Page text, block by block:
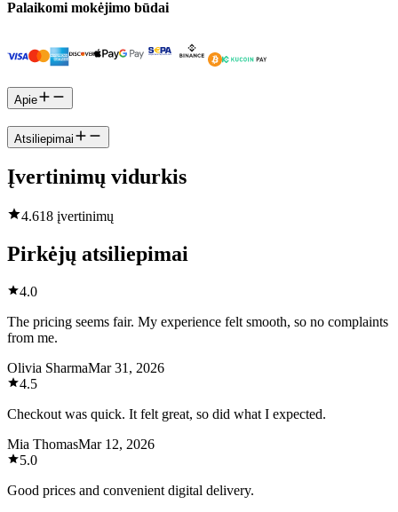
Palaikomi mokėjimo būdai
Apie
Atsiliepimai
Įvertinimų vidurkis
4.618 įvertinimų
Pirkėjų atsiliepimai
4.0
The pricing seems fair. My experience felt smooth, so no complaints
from me.
Olivia SharmaMar 31, 2026
4.5
Checkout was quick. It felt great, so did what I expected.
Mia ThomasMar 12, 2026
5.0
Good prices and convenient digital delivery.